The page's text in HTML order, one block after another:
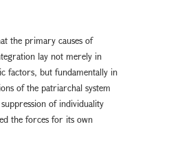
the primary causes of
lay not merely in
factors, but fundamentally in
of the patriarchal system
of individuality
the forces for its own